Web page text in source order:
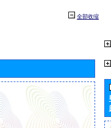
全部收缩